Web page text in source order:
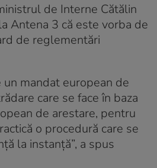
de Interne Cătălin
Antena 3 că este vorba de
de reglementări
mandat european de
care se face în baza
de arestare, pentru
o procedură care se
la instanță”, a spus